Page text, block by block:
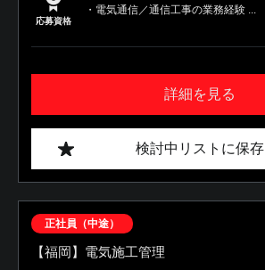
応募資格
・電気通信／通信工事の業務経験 ...
詳細を見る
検討中リストに保存
正社員（中途）
【福岡】電気施工管理